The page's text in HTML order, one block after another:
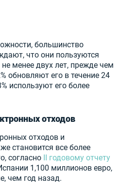
большинство
что они пользуются
менее двух лет, прежде чем
обновляют его в течение 24
используют его более
отходов
отходов и
становится все более
согласно II годовому отчету
1,100 миллионов евро,
чем год назад.